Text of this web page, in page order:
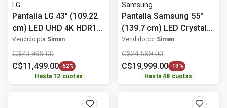
LG
Pantalla LG 43" (109.22
cm) LED UHD 4K HDR10
43UT7300PSA
Vendido por Siman
C$23,999.00
C$11 ,499.00 -52 %
Hasta 12 cuotas
Samsung
Pantalla Samsung 55"
(139.7 cm) LED Crystal
UHD 4K HDR10+
UN55U8000FPXPA
Vendido por Siman
C$24,599.00
C$19,999.00 -19 %
Hasta48 cuotas